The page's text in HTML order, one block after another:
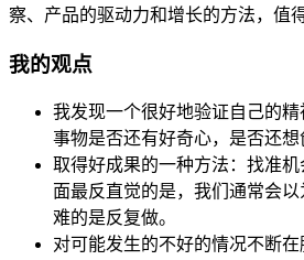
察、产品的驱动力和增长的方法，值
我的观点
我发现一个很好地验证自己的
事物是否还有好奇心，是否还想
取得好成果的一种方法：找准
面最反直觉的是，我们通常会
难的是反复做。
对可能发生的不好的情况不断